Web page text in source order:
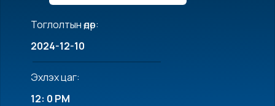
Тоглолтын өдөр:
2024-12-10
Эхлэх цаг:
12: 0 PM